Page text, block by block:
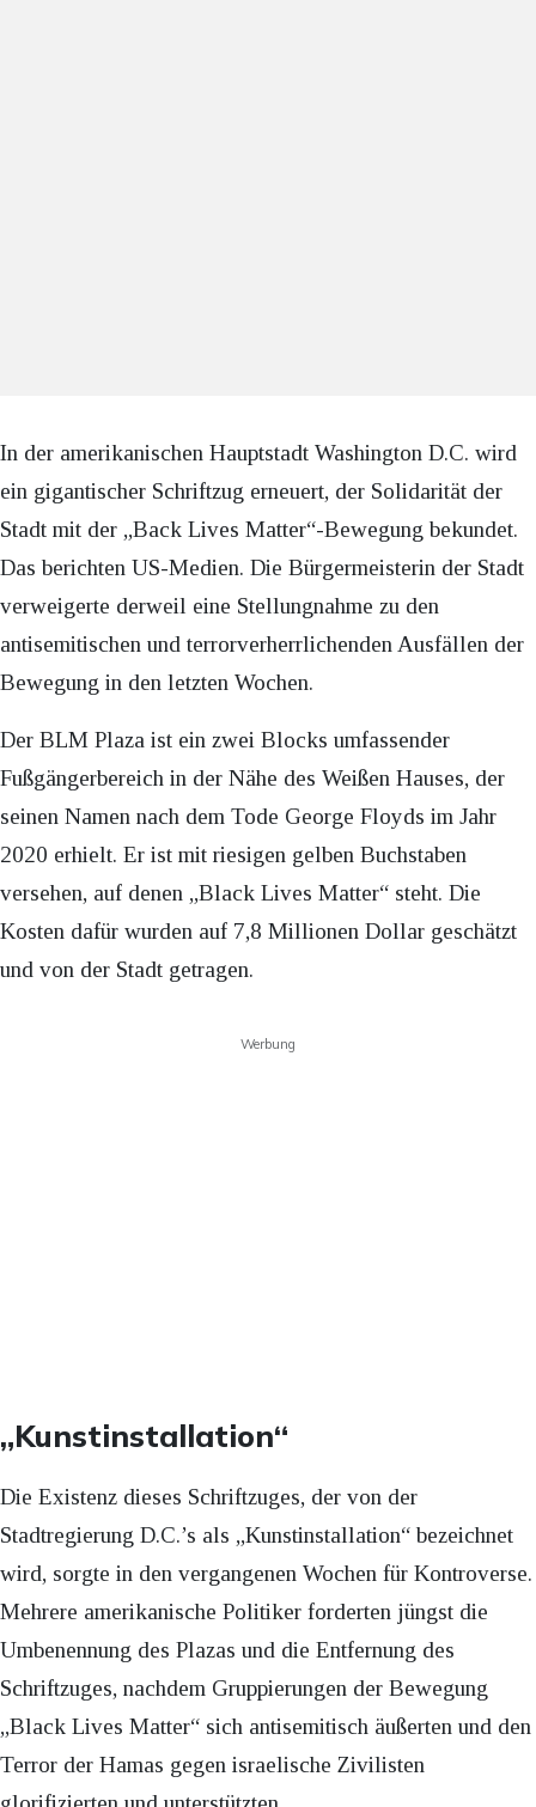
In der amerikanischen Hauptstadt Washington D.C. wird
ein gigantischer Schriftzug erneuert, der Solidarität der
Stadt mit der „Back Lives Matter“-Bewegung bekundet.
Das berichten US-Medien. Die Bürgermeisterin der Stadt
verweigerte derweil eine Stellungnahme zu den
antisemitischen und terrorverherrlichenden Ausfällen der
Bewegung in den letzten Wochen.
Der BLM Plaza ist ein zwei Blocks umfassender
Fußgängerbereich in der Nähe des Weißen Hauses, der
seinen Namen nach dem Tode George Floyds im Jahr
2020 erhielt. Er ist mit riesigen gelben Buchstaben
versehen, auf denen „Black Lives Matter“ steht. Die
Kosten dafür wurden auf 7,8 Millionen Dollar geschätzt
und von der Stadt getragen.
Werbung
„Kunstinstallation“
Die Existenz dieses Schriftzuges, der von der
Stadtregierung D.C.’s als „Kunstinstallation“ bezeichnet
wird, sorgte in den vergangenen Wochen für Kontroverse.
Mehrere amerikanische Politiker forderten jüngst die
Umbenennung des Plazas und die Entfernung des
Schriftzuges, nachdem Gruppierungen der Bewegung
„Black Lives Matter“ sich antisemitisch äußerten und den
Terror der Hamas gegen israelische Zivilisten